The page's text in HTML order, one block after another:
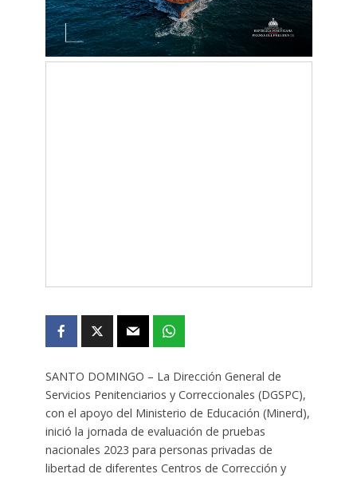
SANTO DOMINGO – La Dirección General de
Servicios Penitenciarios y Correccionales (DGSPC),
con el apoyo del Ministerio de Educación (Minerd),
inició la jornada de evaluación de pruebas
nacionales 2023 para personas privadas de
libertad de diferentes Centros de Corrección y